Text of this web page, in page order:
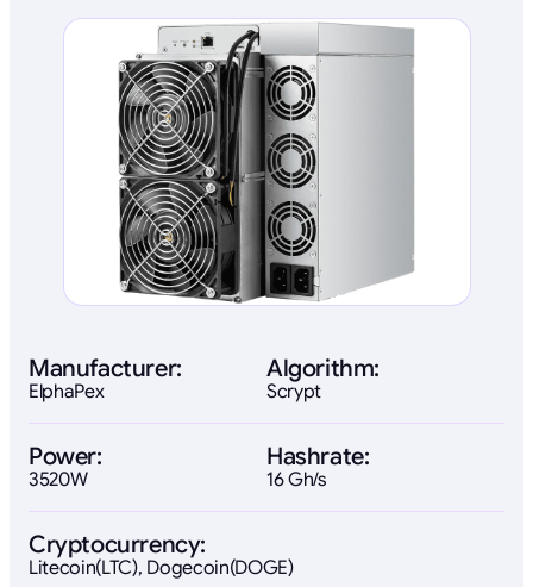
Manufacturer:
ElphaPex
Algorithm:
Scrypt
Power:
3520W
Hashrate:
16 Gh/s
Cryptocurrency:
Litecoin(LTC), Dogecoin(DOGE)